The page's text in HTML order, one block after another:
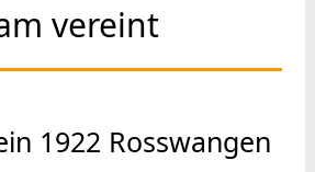
vereint
1922 Rosswangen